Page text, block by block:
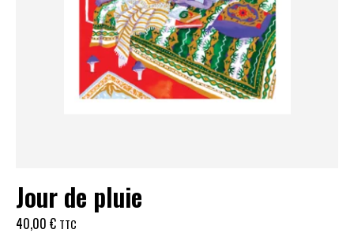
Jour de pluie
40,00 € TTC